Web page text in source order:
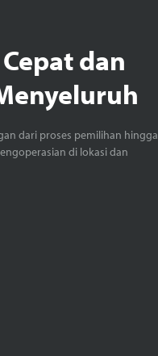
dan
dari proses pemilihan hingga
di lokasi dan